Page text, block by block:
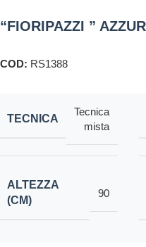
“FIORIPAZZI ”
COD: RS1388
TECNICA
Tecnica
mista
ALTEZZA
(CM)
90